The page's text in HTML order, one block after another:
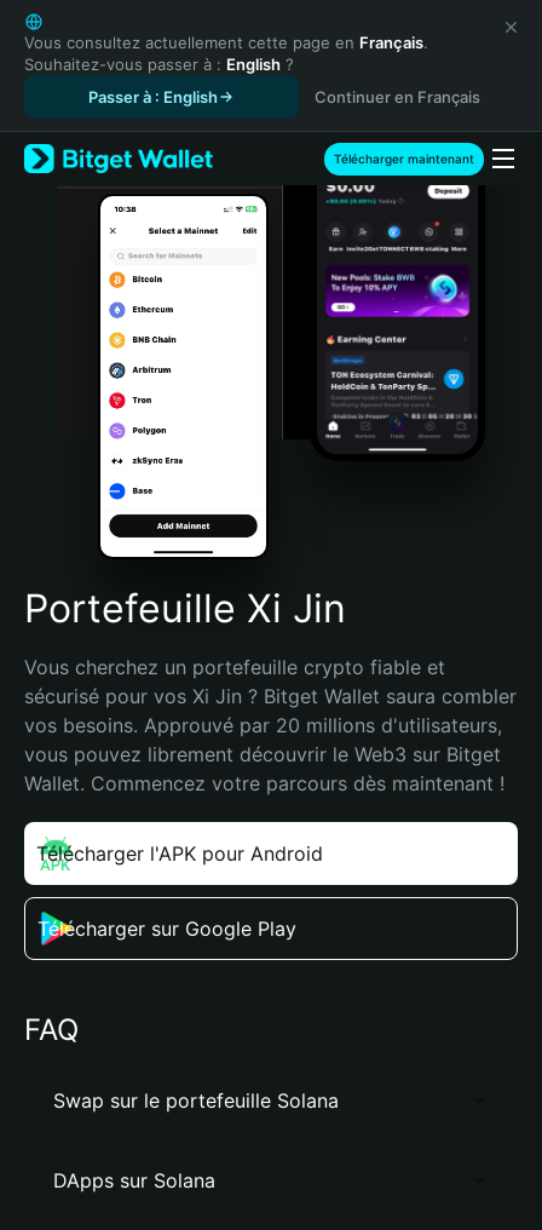
English
日本語
Tiếng Việt
Español (Latinoamérica)
Türkçe
Italiano
Português (Portugal)
Bahasa Indonesia
Português (Brasil)
Español (Argentina)
Vous consultez actuellement cette page en Français.
Souhaitez-vous passer à : English ?
Passer à : English
Continuer en Français
Télécharger maintenant
Portefeuille Xi Jin
Vous cherchez un portefeuille crypto fiable et
sécurisé pour vos Xi Jin ? Bitget Wallet saura combler
vos besoins. Approuvé par 20 millions d'utilisateurs,
vous pouvez librement découvrir le Web3 sur Bitget
Wallet. Commencez votre parcours dès maintenant !
Télécharger l'APK pour Android
Télécharger sur Google Play
FAQ
Swap sur le portefeuille Solana
DApps sur Solana